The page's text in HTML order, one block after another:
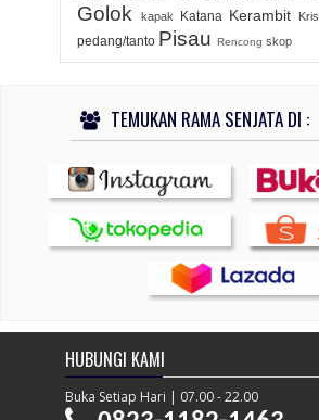
Golok kapak Katana Kerambit Kris
pedang/tanto Pisau Rencong skop
TEMUKAN RAMA SENJATA DI :
HUBUNGI KAMI
Buka Setiap Hari | 07.00 - 22.00